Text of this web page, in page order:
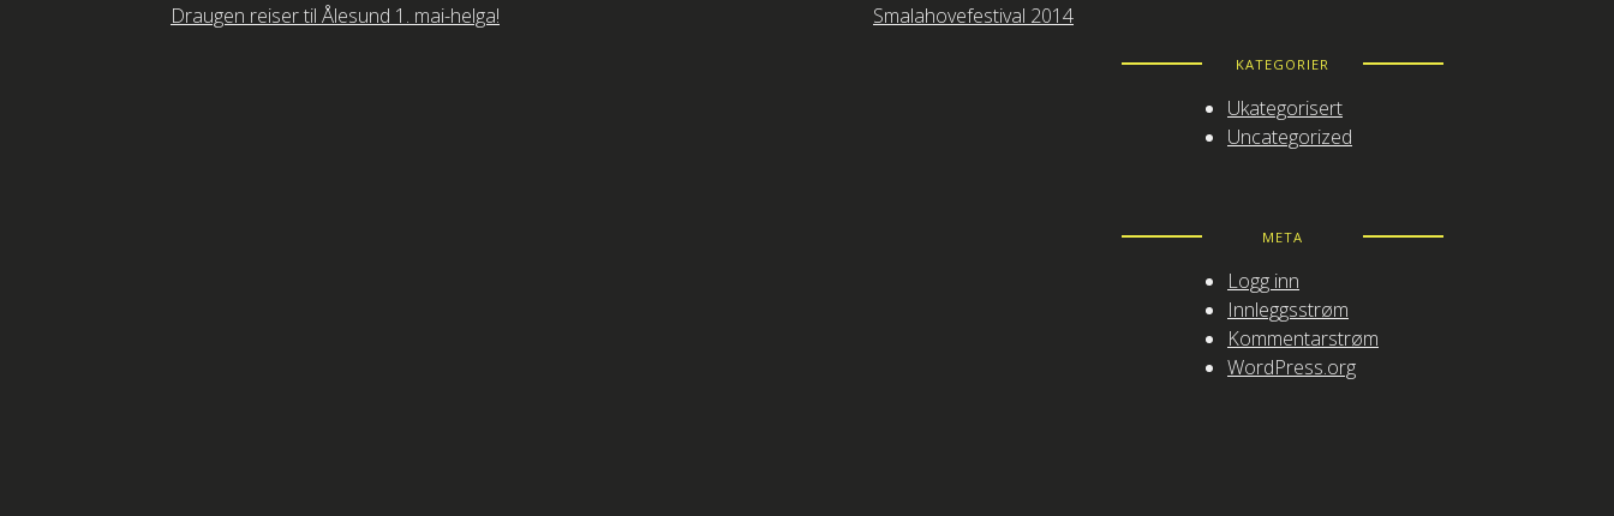
Innleggsnavigasjon
Draugen reiser til Ålesund 1. mai-helga! Smalahovefestival 2014
KATEGORIER
Ukategorisert
Uncategorized
META
Logg inn
Innleggsstrøm
Kommentarstrøm
WordPress.org